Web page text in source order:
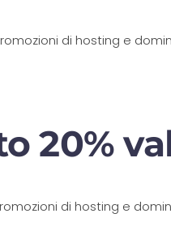
di hosting e
20%
di hosting e